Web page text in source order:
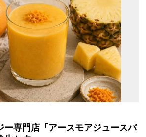
ー専門店「アースモアジュースバ